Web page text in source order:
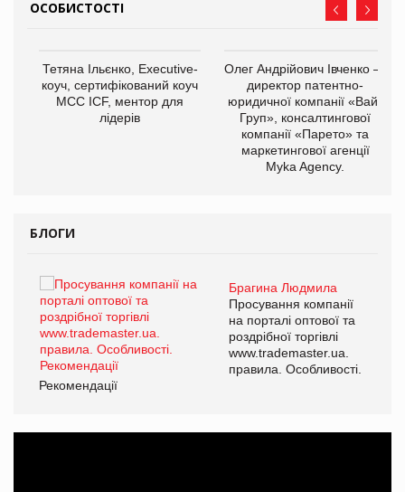
ОСОБИСТОСТІ
Тетяна Ільєнко, Executive-
коуч, сертифікований коуч
МСС ICF, ментор для
лідерів
Олег Андрійович Івченко —
директор патентно-
юридичної компанії «Вайз
Груп», консалтингової
компанії «Парето» та
маркетингової агенції
Myka Agency.
БЛОГИ
Брагина Людмила
Просування компанії
на порталі оптової та
роздрібної торгівлі
www.trademaster.ua.
правила. Особливості.
Рекомендації